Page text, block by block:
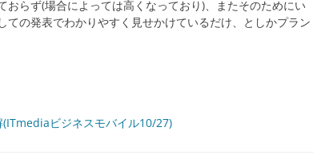
らず(場合によっては高くなっており)、またそのためにい
の発表でわかりやすく見せかけているだけ、としかプラン
ビジネスモバイル10/27)